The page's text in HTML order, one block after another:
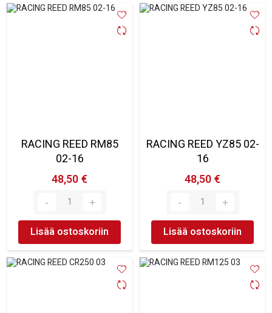
RACING REED RM85
02-16
48,50 €
Lisää ostoskoriin
RACING REED YZ85 02-
16
48,50 €
Lisää ostoskoriin